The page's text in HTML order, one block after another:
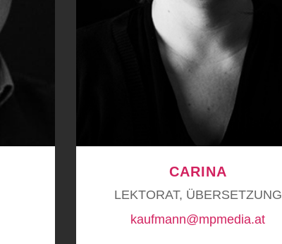
CARINA
LEKTORAT, ÜBERSETZUNG
kaufmann@mpmedia.at